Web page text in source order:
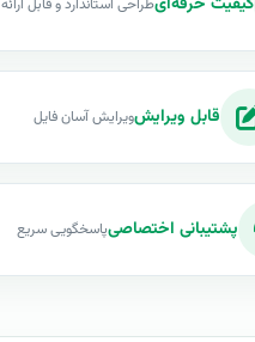
طراحی استاندارد و قابل ارائه
قابل ویرایشویرایش آسان فایل
پشتیبانی اختصاصیپاسخگویی سریع